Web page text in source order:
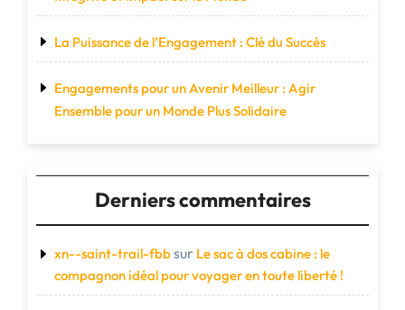
La Puissance de l’Engagement : Clé du Succès
Engagements pour un Avenir Meilleur : Agir
Ensemble pour un Monde Plus Solidaire
Derniers commentaires
xn--saint-trail-fbbsur Le sac à dos cabine : le
compagnon idéal pour voyager en toute liberté !